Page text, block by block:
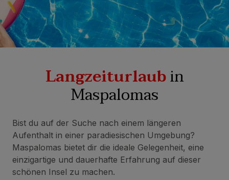
Langzeiturlaubin
Maspalomas
Bist du auf der Suche nach einem längeren
Aufenthalt in einer paradiesischen Umgebung?
Maspalomas bietet dir die ideale Gelegenheit, eine
einzigartige und dauerhafte Erfahrung auf dieser
schönen Insel zu machen.